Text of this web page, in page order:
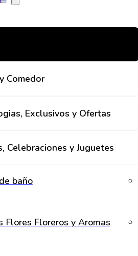
Comedor
Exclusivos y Ofertas
Celebraciones y Juguetes
baño
Flores Floreros y Aromas